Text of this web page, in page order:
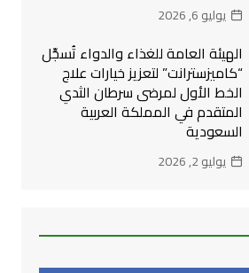
يوليو 6, 2026
الهيئة العامة للغذاء والدواء تُسجِّل
“كاميزسترانت” لتعزيز خيارات علاج
الخط الأول لمرضى سرطان الثدي
المتقدم في المملكة العربية
السعودية
يوليو 2, 2026